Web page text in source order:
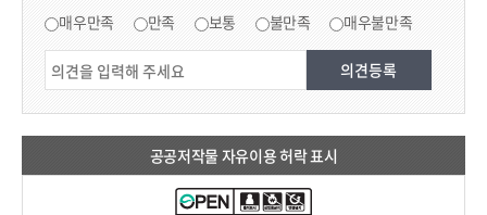
매우만족 만족 보통 불만족 매우불만족
공공저작물 자유이용 허락 표시